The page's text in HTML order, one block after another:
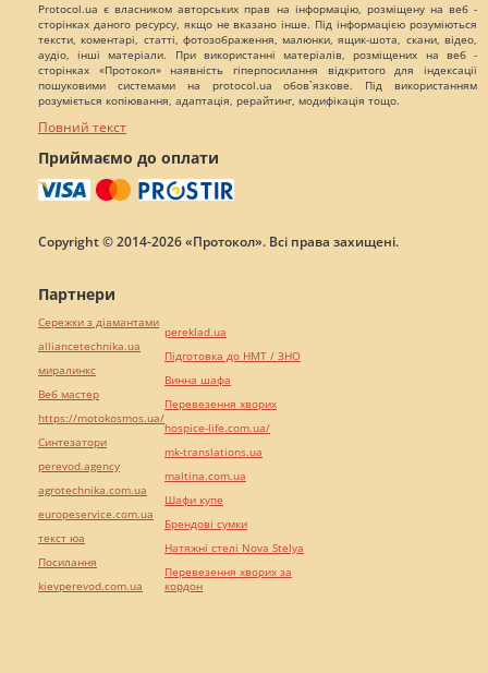
Protocol.ua є власником авторських прав на інформацію, розміщену на веб -
сторінках даного ресурсу, якщо не вказано інше. Під інформацією розуміються
тексти, коментарі, статті, фотозображення, малюнки, ящик-шота, скани, відео,
аудіо, інші матеріали. При використанні матеріалів, розміщених на веб -
сторінках «Протокол» наявність гіперпосилання відкритого для індексації
пошуковими системами на protocol.ua обов`язкове. Під використанням
розуміється копіювання, адаптація, рерайтинг, модифікація тощо.
Повний текст
Приймаємо до оплати
Copyright © 2014-2026 «Протокол». Всі права захищені.
Партнери
Сережки з діамантами
alliancetechnika.ua
миралинкс
Веб мастер
https://motokosmos.ua/
Синтезатори
perevod.agency
agrotechnika.com.ua
europeservice.com.ua
текст юа
Посилання
kievperevod.com.ua
pereklad.ua
Підготовка до НМТ / ЗНО
Винна шафа
Перевезення хворих
hospice-life.com.ua/
mk-translations.ua
maltina.com.ua
Шафи купе
Брендові сумки
Натяжні стелі Nova Stelya
Перевезення хворих за
кордон